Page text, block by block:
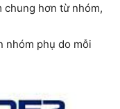
chung hơn từ nhóm,
nhóm phụ do mỗi